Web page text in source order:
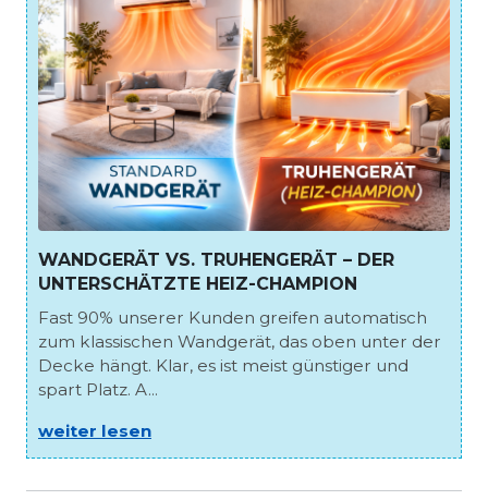
WANDGERÄT VS. TRUHENGERÄT – DER
UNTERSCHÄTZTE HEIZ-CHAMPION
Fast 90% unserer Kunden greifen automatisch
zum klassischen Wandgerät, das oben unter der
Decke hängt. Klar, es ist meist günstiger und
spart Platz. A...
weiter lesen